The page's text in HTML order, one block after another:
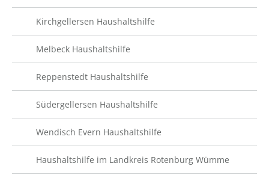
Kirchgellersen Haushaltshilfe
Melbeck Haushaltshilfe
Reppenstedt Haushaltshilfe
Südergellersen Haushaltshilfe
Wendisch Evern Haushaltshilfe
Haushaltshilfe im Landkreis Rotenburg Wümme